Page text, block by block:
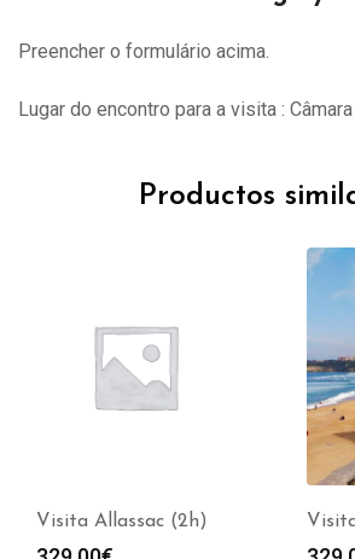
Preencher o formulário acima.
Lugar do encontro para a visita :
Productos
Visita Allassac (2h)